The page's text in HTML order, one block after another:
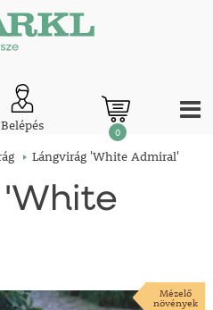
Belépés 0
Lángvirág 'White Admiral'
Mézelő
növények